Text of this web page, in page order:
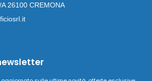
26100 CREMONA